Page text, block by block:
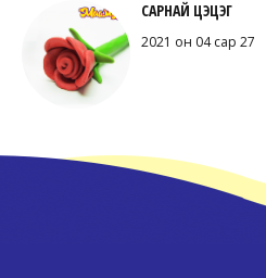
САРНАЙ ЦЭЦЭГ
2021 он 04 сар 27